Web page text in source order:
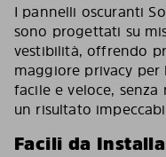
I pannelli oscuranti
sono progettati su
vestibilità, offrendo
maggiore privacy per
facile e veloce,
un risultato
Facili da